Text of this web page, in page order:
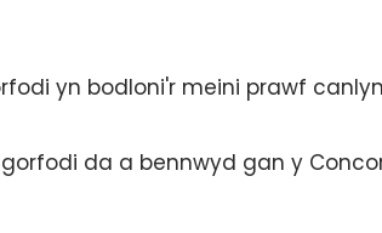
yn bodloni'r meini prawf
da a bennwyd gan y